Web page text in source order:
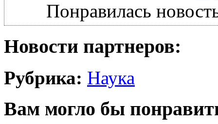
Понравилась
Новости партнеров:
Рубрика: Наука
Вам могло бы